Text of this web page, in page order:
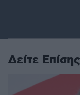
Δείτε Επίσης